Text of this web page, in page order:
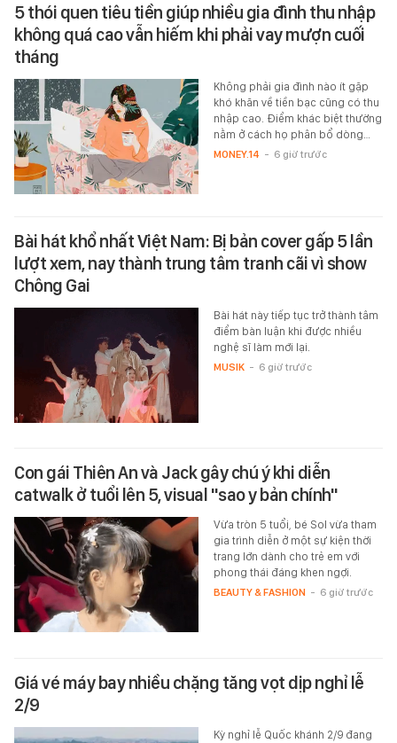
5 thói quen tiêu tiền giúp nhiều gia đình thu nhập
không quá cao vẫn hiếm khi phải vay mượn cuối
tháng
Không phải gia đình nào ít gặp
khó khăn về tiền bạc cũng có thu
nhập cao. Điểm khác biệt thường
nằm ở cách họ phân bổ dòng…
MONEY.14 - 6 giờ trước
Bài hát khổ nhất Việt Nam: Bị bản cover gấp 5 lần
lượt xem, nay thành trung tâm tranh cãi vì show
Chông Gai
Bài hát này tiếp tục trở thành tâm
điểm bàn luận khi được nhiều
nghệ sĩ làm mới lại.
MUSIK - 6 giờ trước
Con gái Thiên An và Jack gây chú ý khi diễn
catwalk ở tuổi lên 5, visual "sao y bản chính"
Vừa tròn 5 tuổi, bé Sol vừa tham
gia trình diễn ở một sự kiện thời
trang lớn dành cho trẻ em với
phong thái đáng khen ngợi.
BEAUTY & FASHION - 6 giờ trước
Giá vé máy bay nhiều chặng tăng vọt dịp nghỉ lễ
2/9
Kỳ nghỉ lễ Quốc khánh 2/9 đang